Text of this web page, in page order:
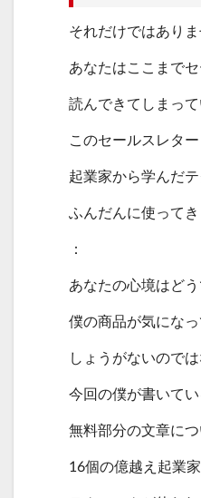
それだけではありま
あなたはここまで
読んできてしまって
このセールスレタ
起業家から学んだ
ふんだんに使ってき
：
あなたの心境はど
僕の商品が気になっ
しょうがないので
今回の僕が書いてい
無料部分の文章に
16個の億越え起業